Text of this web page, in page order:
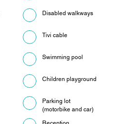
Disabled walkways
Tivi cable
Swimming pool
Children playground
Parking lot
(motorbike and car)
Reception